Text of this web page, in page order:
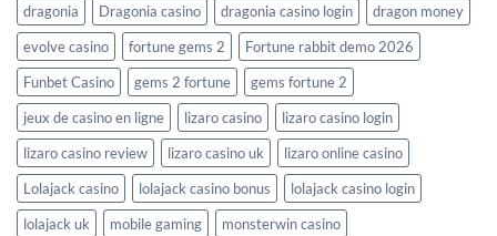
dragonia
Dragonia casino dragonia casino login
dragon money
evolve casino
fortune gems 2
Fortune rabbit demo 2026
Funbet Casino
gems 2 fortune
gems fortune 2
jeux de casino en ligne
lizaro casino
lizaro casino login
lizaro casino review
lizaro casino uk
lizaro online casino
Lolajack casino
lolajack casino bonus
lolajack casino login
lolajack uk
mobile gaming
monsterwin casino